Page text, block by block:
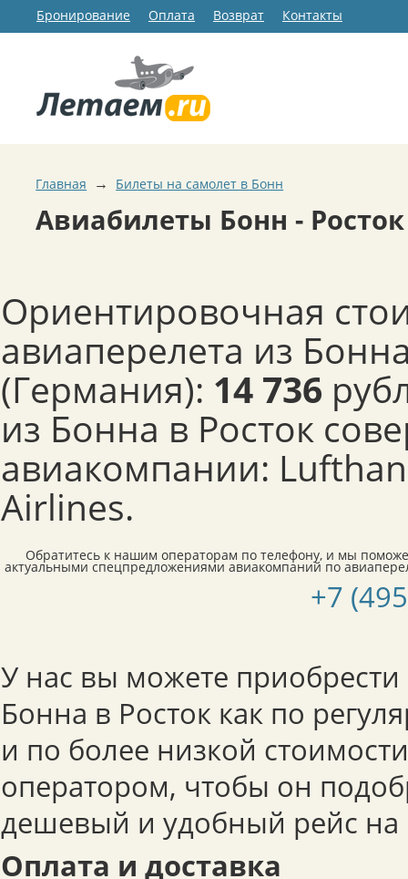
Бронирование Оплата Возврат Контакты
Главная → Билеты на самолет в Бонн
Авиабилеты Бонн - Росток
Ориентировочная
авиаперелета из
(Германия): 14 736
из Бонна в Росток
авиакомпании:
Airlines.
Обратитесь к нашим операторам по телефону, и мы
актуальными спецпредложениями авиакомпаний по
+7
У нас вы можете
Бонна в Росток как по
и по более низкой
оператором, чтобы он
дешевый и удобный рейс
Оплата и доставка